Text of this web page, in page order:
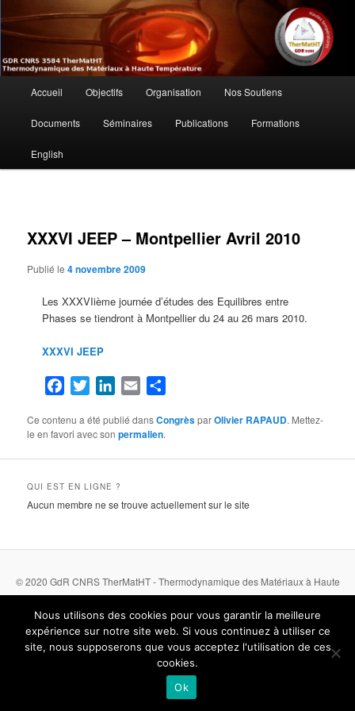
au
contenu
principalGdR TherMatHT –
Thermodynamique des Matériaux à
Haute Température
principal
Accueil Objectifs Organisation Nos Soutiens
Documents Séminaires Publications Formations
English
XXXVI JEEP – Montpellier Avril 2010
Publié le4 novembre 2009
Les XXXVIième journée d’études des Equilibres entre
Phases se tiendront à Montpellier du 24 au 26 mars 2010.
XXXVI JEEP
FacebookTwitterLinkedIn
Email
Ce contenu a été publié dansCongrèsparOlivier RAPAUD. Mettez-
le en favori avec sonpermalien.
QUI EST EN LIGNE ?
Aucun membre ne se trouve actuellement sur le site
© 2020 GdR CNRS TherMatHT - Thermodynamique des Matériaux à Haute
Mentions légales - Politique de confidentialité
Nous utilisons des cookies pour vous garantir la meilleure
expérience sur notre site web. Si vous continuez à utiliser ce
site, nous supposerons que vous acceptez l'utilisation de ces
cookies.
Ok